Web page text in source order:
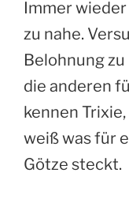
Immer
zu nahe.
Belohnung
die anderen
kennen
weiß was für
Götze steckt.